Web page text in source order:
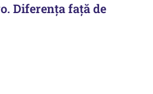
Diferenţa faţă de